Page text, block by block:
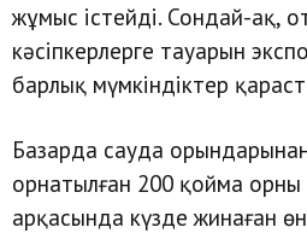
жұмыс істейді. Сондай-ақ,
кәсіпкерлерге тауарын
барлық мүмкіндіктер
Базарда сауда
орнатылған 200 қойма
арқасында күзде жинаған